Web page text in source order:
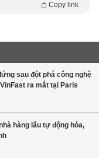
Copy link
sau đột phá công nghệ
ra mắt tại Paris
hàng lẩu tự động hóa,